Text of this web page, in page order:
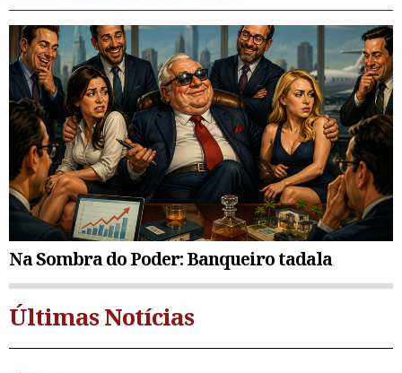
Na Sombra do Poder: Banqueiro tadala
Últimas Notícias